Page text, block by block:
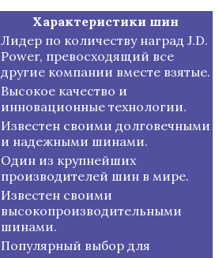
Характеристики шин
Лидер по количеству наград J.D.
Power, превосходящий все
другие компании вместе взятые.
Высокое качество и
инновационные технологии.
Известен своими долговечными
и надежными шинами.
Один из крупнейших
производителей шин в мире.
Известен своими
высокопроизводительными
шинами.
Популярный выбор для